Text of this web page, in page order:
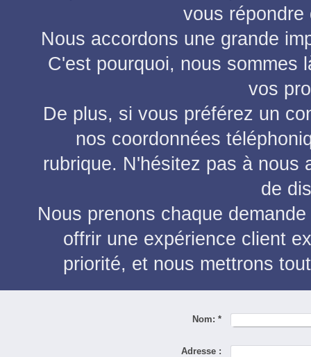
vous
Nous accordons une grande
C'est pourquoi, nous sommes
vos
De plus, si vous préférez un
nos coordonnées
rubrique. N'hésitez pas à nous
de
Nous prenons chaque
offrir une expérience client
priorité, et nous mettrons
Nom: *
Adresse :